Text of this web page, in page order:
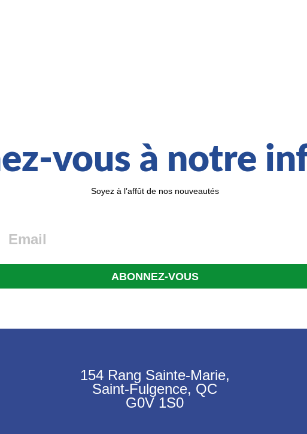
vous à notre
Soyez à l’affût de nos nouveautés
154 Rang Sainte-Marie,
Saint-Fulgence, QC
G0V 1S0